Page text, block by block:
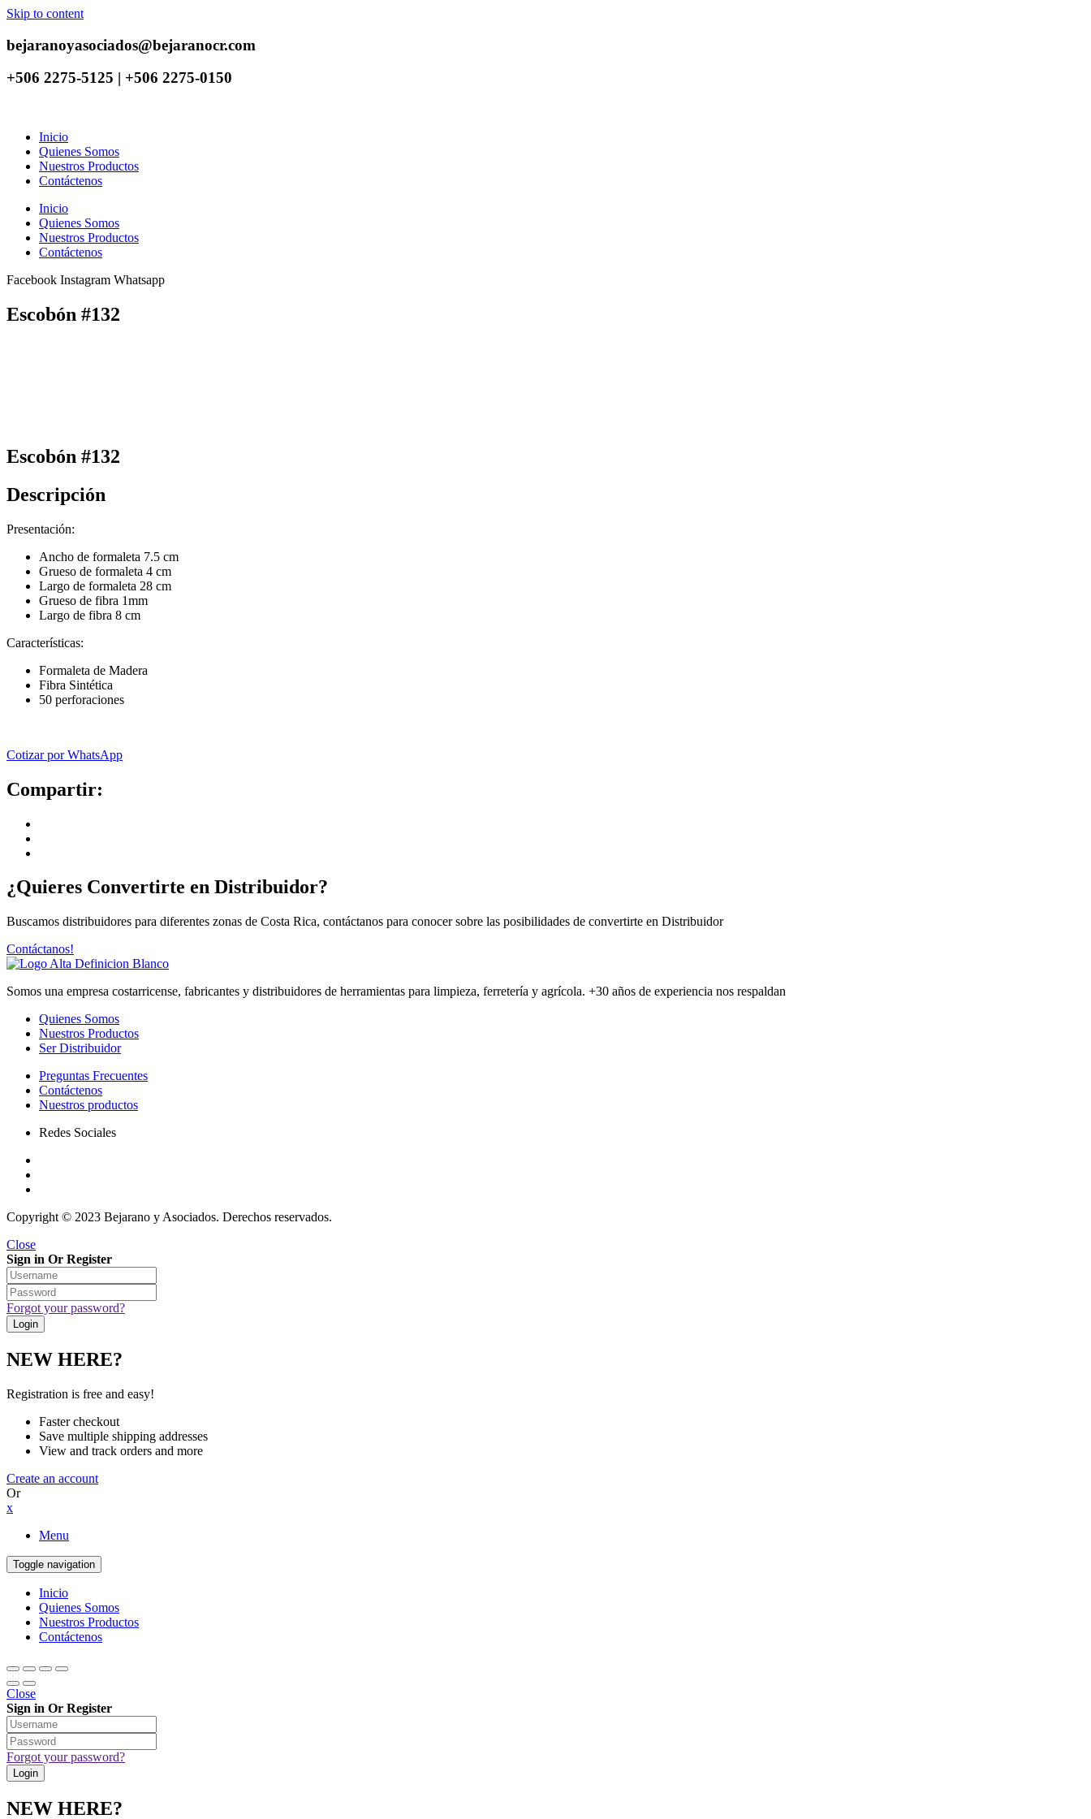
Skip to content
bejaranoyasociados@bejaranocr.com
+506 2275-5125 | +506 2275-0150
Inicio
Quienes Somos
Nuestros Productos
Contáctenos
Inicio
Quienes Somos
Nuestros Productos
Contáctenos
Facebook Instagram Whatsapp
Escobón #132
Escobón #132
Descripción
Presentación:
Ancho de formaleta 7.5 cm
Grueso de formaleta 4 cm
Largo de formaleta 28 cm
Grueso de fibra 1mm
Largo de fibra 8 cm
Características:
Formaleta de Madera
Fibra Sintética
50 perforaciones
Cotizar por WhatsApp
Compartir:
¿Quieres Convertirte en Distribuidor?
Buscamos distribuidores para diferentes zonas de Costa Rica, contáctanos para conocer sobre las posibilidades de convertirte en Distribuidor
Contáctanos!
Somos una empresa costarricense, fabricantes y distribuidores de herramientas para limpieza, ferretería y agrícola. +30 años de experiencia nos respaldan
Quienes Somos
Nuestros Productos
Ser Distribuidor
Preguntas Frecuentes
Contáctenos
Nuestros productos
Redes Sociales
Copyright © 2023 Bejarano y Asociados. Derechos reservados.
Close
Sign in Or Register
Forgot your password?
NEW HERE?
Registration is free and easy!
Faster checkout
Save multiple shipping addresses
View and track orders and more
Create an account
Or
x
Menu
Toggle navigation
Inicio
Quienes Somos
Nuestros Productos
Contáctenos
Close
Sign in Or Register
Forgot your password?
NEW HERE?